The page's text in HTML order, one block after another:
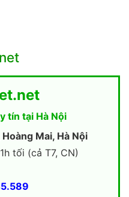
tín tại Hà Nội
Mai, Hà Nội
tối (cả T7, CN)